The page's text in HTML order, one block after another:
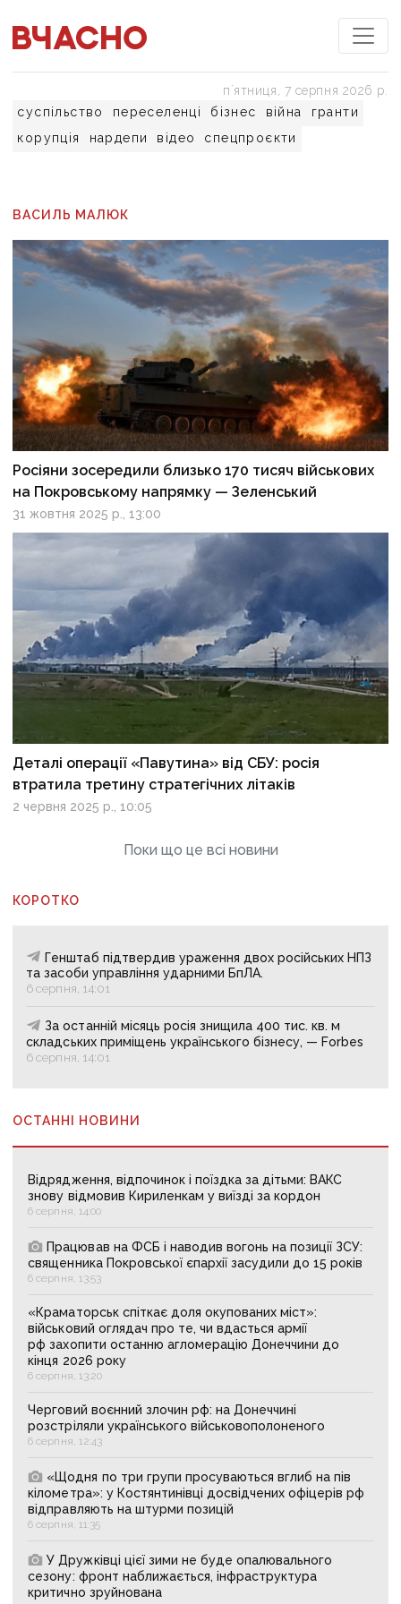
суспільство переселенці бізнес війна
гранти
корупція
нардепи відео спецпроєкти
пʼятниця, 7 серпня 2026 р.
ВАСИЛЬ МАЛЮК
Росіяни зосередили близько 170 тисяч військових
на Покровському напрямку — Зеленський
31 жовтня 2025 р., 13:00
Деталі операції «Павутина» від СБУ: росія
втратила третину стратегічних літаків
2 червня 2025 р., 10:05
Поки що це всі новини
КОРОТКО
Генштаб підтвердив ураження двох російських НПЗ
та засоби управління ударними БпЛА.
6 серпня, 14:01
За останній місяць росія знищила 400 тис. кв. м
складських приміщень українського бізнесу, — Forbes
6 серпня, 14:01
ОСТАННІ НОВИНИ
Відрядження, відпочинок і поїздка за дітьми: ВАКС
знову відмовив Кириленкам у виїзді за кордон
6 серпня, 14:00
Працював на ФСБ і наводив вогонь на позиції ЗСУ:
священника Покровської єпархії засудили до 15 років
6 серпня, 13:53
«Краматорськ спіткає доля окупованих міст»:
військовий оглядач про те, чи вдасться армії
рф захопити останню агломерацію Донеччини до
кінця 2026 року
6 серпня, 13:20
Черговий воєнний злочин рф: на Донеччині
розстріляли українського військовополоненого
6 серпня, 12:43
«Щодня по три групи просуваються вглиб на пів
кілометра»: у Костянтинівці досвідчених офіцерів рф
відправляють на штурми позицій
6 серпня, 11:35
У Дружківці цієї зими не буде опалювального
сезону: фронт наближається, інфраструктура
критично зруйнована